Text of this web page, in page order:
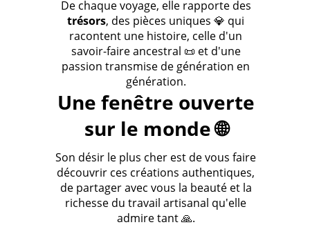
De chaque voyage, elle rapporte des
trésors, des pièces uniques 💎 qui
racontent une histoire, celle d'un
savoir-faire ancestral 📜 et d'une
passion transmise de génération en
génération.
Une fenêtre ouverte
sur le monde 🌐
Son désir le plus cher est de vous faire
découvrir ces créations authentiques,
de partager avec vous la beauté et la
richesse du travail artisanal qu'elle
admire tant 🙏.